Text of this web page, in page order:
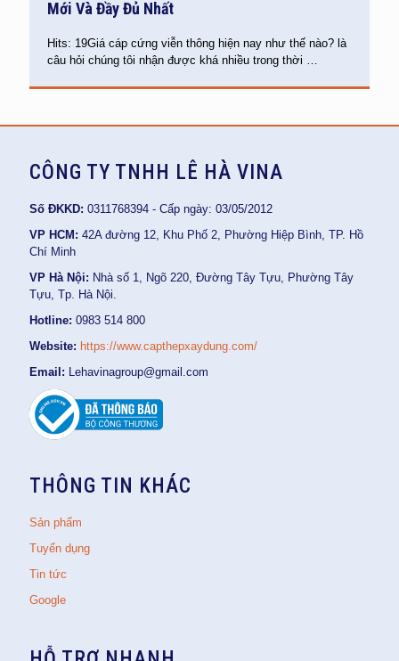
Mới Và Đầy Đủ Nhất
Hits: 19Giá cáp cứng viễn thông hiện nay như thế nào? là
câu hỏi chúng tôi nhận được khá nhiều trong thời …
CÔNG TY TNHH LÊ HÀ VINA
Số ĐKKD: 0311768394 - Cấp ngày: 03/05/2012
VP HCM: 42A đường 12, Khu Phố 2, Phường Hiệp Bình, TP. Hồ
Chí Minh
VP Hà Nội: Nhà số 1, Ngõ 220, Đường Tây Tựu, Phường Tây
Tựu, Tp. Hà Nội.
Hotline: 0983 514 800
Website: https://www.capthepxaydung.com/
Email: Lehavinagroup@gmail.com
THÔNG TIN KHÁC
Sản phẩm
Tuyển dụng
Tin tức
Google